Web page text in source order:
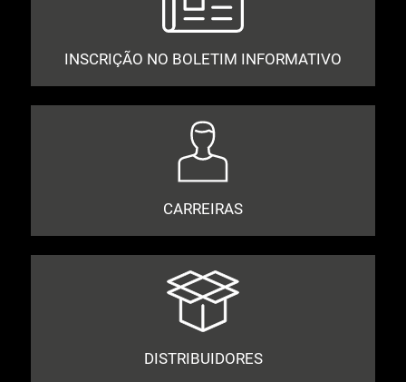
INSCRIÇÃO NO BOLETIM INFORMATIVO
CARREIRAS
DISTRIBUIDORES